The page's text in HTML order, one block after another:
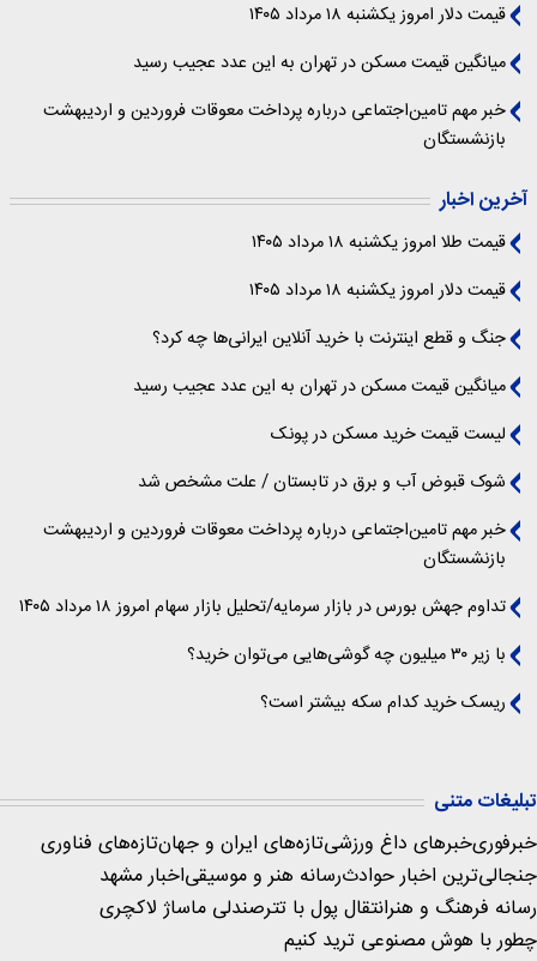
قیمت دلار امروز یکشنبه ۱۸ مرداد ۱۴۰۵
میانگین قیمت مسکن در تهران به این عدد عجیب رسید
خبر مهم تامین‌اجتماعی درباره پرداخت معوقات فروردین و اردیبهشت
بازنشستگان
آخرین اخبار
قیمت طلا امروز یکشنبه ۱۸ مرداد ۱۴۰۵
قیمت دلار امروز یکشنبه ۱۸ مرداد ۱۴۰۵
جنگ و قطع اینترنت با خرید آنلاین ایرانی‌ها چه کرد؟
میانگین قیمت مسکن در تهران به این عدد عجیب رسید
لیست قیمت خرید مسکن در پونک
شوک قبوض آب و برق در تابستان / علت مشخص شد
خبر مهم تامین‌اجتماعی درباره پرداخت معوقات فروردین و اردیبهشت
بازنشستگان
تداوم جهش بورس در بازار سرمایه/تحلیل بازار سهام امروز ۱۸ مرداد ۱۴۰۵
با زیر ۳۰ میلیون چه گوشی‌هایی می‌توان خرید؟
ریسک خرید کدام سکه بیشتر است؟
تبلیغات متنی
خبرفوریخبرهای داغ ورزشیتازه‌های ایران و جهانتازه‌های فناوری
جنجالی‌ترین اخبار حوادثرسانه هنر و موسیقیاخبار مشهد
رسانه فرهنگ و هنرانتقال پول با تترصندلی ماساژ لاکچری
چطور با هوش مصنوعی ترید کنیم